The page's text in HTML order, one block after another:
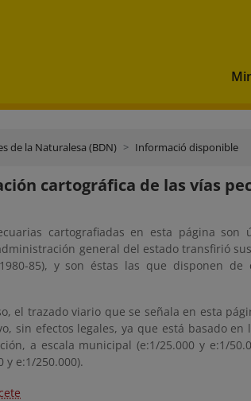
de la Naturalesa (BDN) Informació disponible
cartográfica de las vías
cartografiadas en esta página son
general del estado transfirió
85), y son éstas las que disponen de
el trazado viario que se señala en esta
sin efectos legales, ya que está basado
a escala municipal (e:1/25.000 y e:1/
y e:1/250.000).